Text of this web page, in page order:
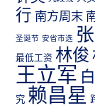
行 南方周末
圣诞节 安省市选
最低工资 林俊
王立军
究 赖昌星